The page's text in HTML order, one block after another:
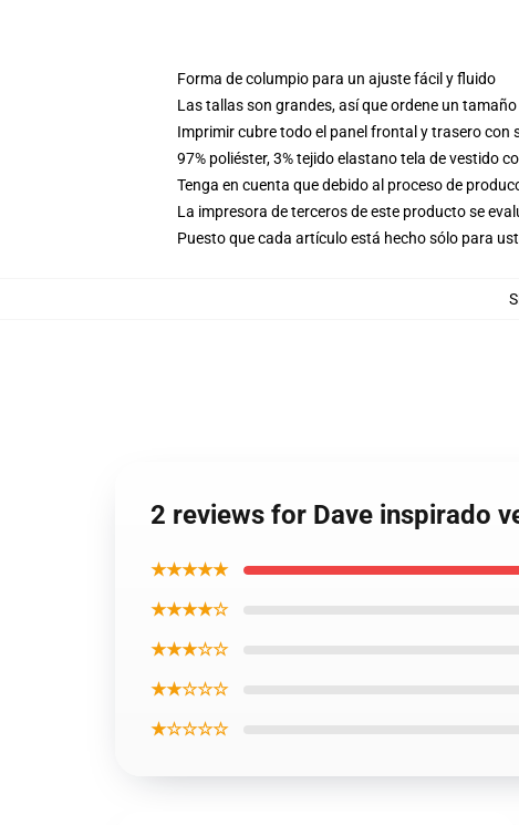
Forma de columpio para un ajuste fácil y fluido
Las tallas son grandes, así que ordene un
Imprimir cubre todo el panel frontal y trasero con
97% poliéster, 3% tejido elastano tela de vestido
Tenga en cuenta que debido al proceso de
La impresora de terceros de este producto se
Puesto que cada artículo está hecho sólo para
2 reviews for Dave inspirado
★★★★★
★★★★☆
★★★☆☆
★★☆☆☆
★☆☆☆☆